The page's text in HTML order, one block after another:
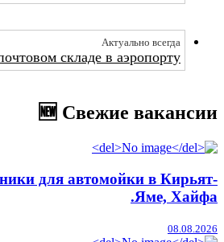
Актуально всегда
складе в аэропорту
🆕 Свежие вакансии
для автомойки в Кирьят-
Яме, Хайфа.
08.08.2026